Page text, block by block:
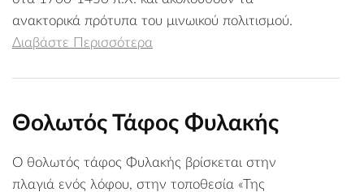
ανακτορικά πρότυπα του μινωικού πολιτισμού.
Διαβάστε Περισσότερα
Θολωτός Τάφος Φυλακής
O θολωτός τάφος Φυλακής βρίσκεται στην
πλαγιά ενός λόφου, στην τοποθεσία «Της